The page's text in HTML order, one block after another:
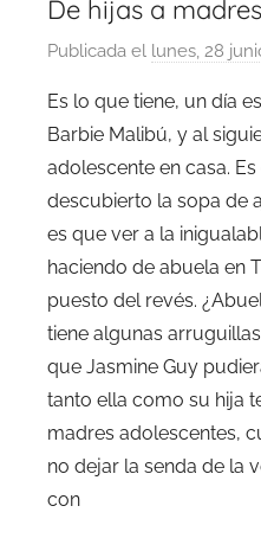
De hijas a madres
Publicada el lunes, 28
Es lo que tiene, un día
Barbie Malibú, y al
adolescente en casa.
descubierto la sopa de
es que ver a la
haciendo de abuela en
puesto del revés.
tiene algunas
que Jasmine Guy
tanto ella como su hija
madres adolescentes,
no dejar la senda de la
con